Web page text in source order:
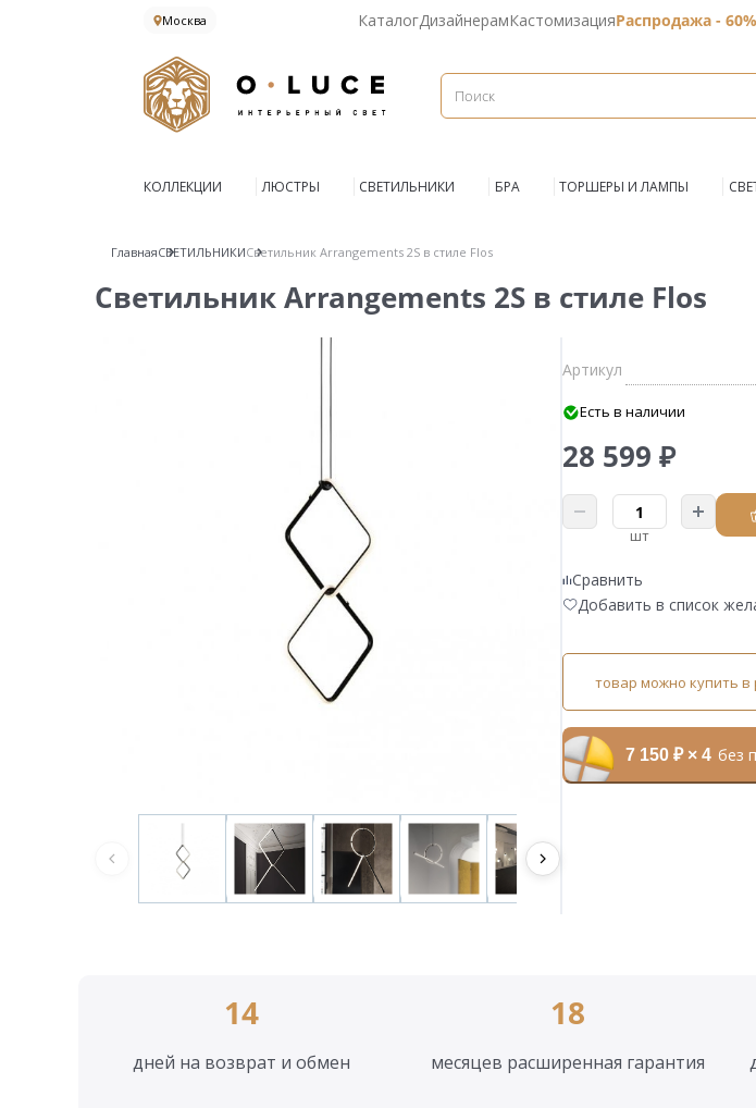
Москва КаталогДизайнерамКастомизацияРаспродажа - 60%
КОЛЛЕКЦИИ ЛЮСТРЫ СВЕТИЛЬНИКИ БРА ТОРШЕРЫ И ЛАМПЫ
ГлавнаяСВЕТИЛЬНИКИСветильник Arrangements 2S в стиле Flos
Светильник Arrangements 2S в стиле Flos
Артикул
Есть в наличии
28 599 ₽
шт
Сравнить
Добавить в список
товар можно купить в
7 150 ₽ × 4 без
14
дней на возврат и обмен
18
месяцев расширенная гарантия